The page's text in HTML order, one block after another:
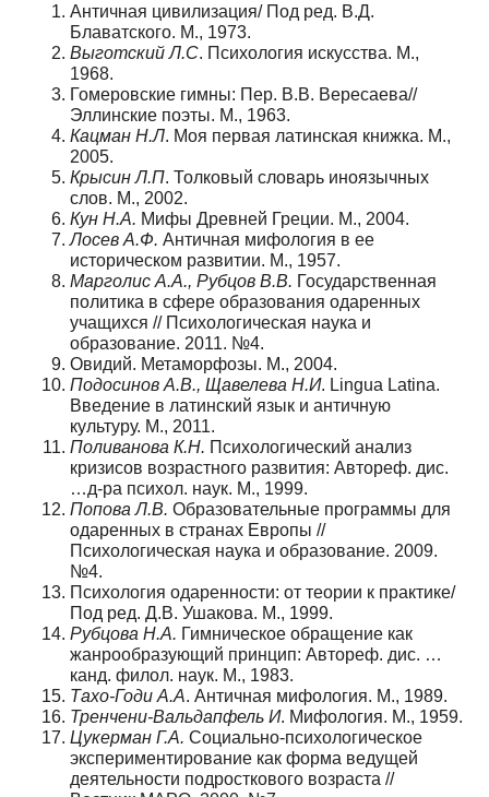
Античная цивилизация/ Под ред. В.Д.
Блаватского. М., 1973.
Выготский Л.С. Психология искусства. М.,
1968.
Гомеровские гимны: Пер. В.В. Вересаева//
Эллинские поэты. М., 1963.
Кацман Н.Л. Моя первая латинская книжка. М.,
2005.
Крысин Л.П. Толковый словарь иноязычных
слов. М., 2002.
Кун Н.А. Мифы Древней Греции. М., 2004.
Лосев А.Ф. Античная мифология в ее
историческом развитии. М., 1957.
Марголис А.А., Рубцов В.В. Государственная
политика в сфере образования одаренных
учащихся // Психологическая наука и
образование. 2011. №4.
Овидий. Метаморфозы. М., 2004.
Подосинов А.В., Щавелева Н.И. Lingua Latina.
Введение в латинский язык и античную
культуру. М., 2011.
Поливанова К.Н. Психологический анализ
кризисов возрастного развития: Автореф. дис.
…д-ра психол. наук. М., 1999.
Попова Л.В. Образовательные программы для
одаренных в странах Европы //
Психологическая наука и образование. 2009.
№4.
Психология одаренности: от теории к практике/
Под ред. Д.В. Ушакова. М., 1999.
Рубцова Н.А. Гимническое обращение как
жанрообразующий принцип: Автореф. дис. …
канд. филол. наук. М., 1983.
Тахо-Годи А.А. Античная мифология. М., 1989.
Тренчени-Вальдапфель И. Мифология. М., 1959.
Цукерман Г.А. Социально-психологическое
экспериментирование как форма ведущей
деятельности подросткового возраста //